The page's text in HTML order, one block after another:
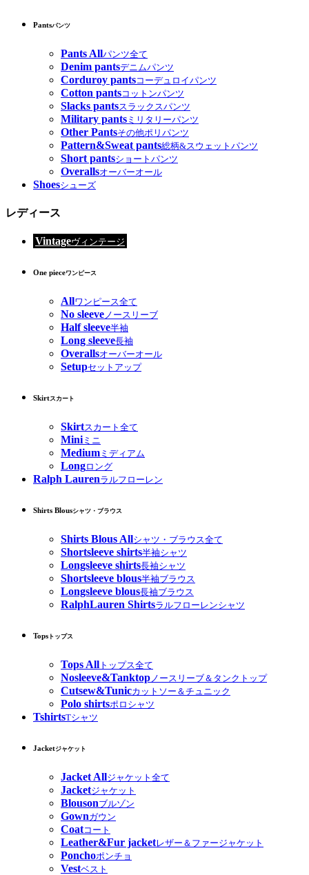
Pantsパンツ
Pants Allパンツ全て
Denim pantsデニムパンツ
Corduroy pantsコーデュロイパンツ
Cotton pantsコットンパンツ
Slacks pantsスラックスパンツ
Military pants ミリタリーパンツ
Other Pantsその他ポリパンツ
Pattern&Sweat pants総柄&スウェットパンツ
Short pantsショートパンツ
Overallsオーバーオール
Shoesシューズ
レディース
Vintageヴィンテージ
One pieceワンピース
Allワンピース全て
No sleeveノースリーブ
Half sleeve半袖
Long sleeve長袖
Overallsオーバーオール
Setupセットアップ
Skirtスカート
Skirtスカート全て
Miniミニ
Medium ミディアム
Longロング
Ralph Laurenラルフローレン
Shirts Blousシャツ・ブラウス
Shirts Blous Allシャツ・ブラウス全て
Shortsleeve shirts半袖シャツ
Longsleeve shirts長袖シャツ
Shortsleeve blous半袖ブラウス
Longsleeve blous長袖ブラウス
RalphLauren Shirtsラルフローレンシャツ
Tops トップス
Tops All トップス全て
Nosleeve&Tanktop ノースリーブ＆タンクトップ
Cutsew&Tunicカットソー＆チュニック
Polo shirtsポロシャツ
TshirtsTシャツ
Jacketジャケット
Jacket Allジャケット全て
Jacketジャケット
Blousonブルゾン
Gownガウン
Coatコート
Leather&Fur jacketレザー＆ファージャケット
Ponchoポンチョ
Vestベスト